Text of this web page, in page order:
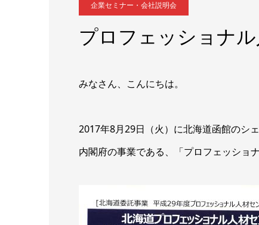
企業セミナー・会社説明会
プロフェッショナ
みなさん、こんにちは。
2017年8月29日（火）に北海道函館のシ
内閣府の事業である、「プロフェッショ